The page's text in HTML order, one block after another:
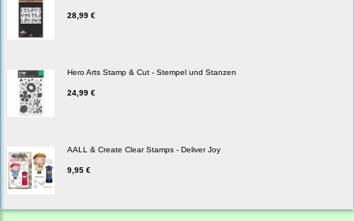
28,99 €
Hero Arts Stamp & Cut - Stempel und Stanzen
24,99 €
AALL & Create Clear Stamps - Deliver Joy
9,95 €